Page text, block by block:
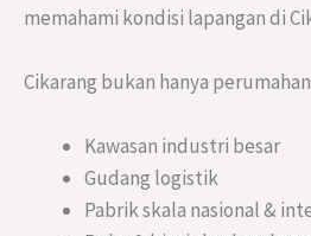
memahami kondisi lapangan di
Cikarang bukan hanya
Kawasan industri besar
Gudang logistik
Pabrik skala nasional &